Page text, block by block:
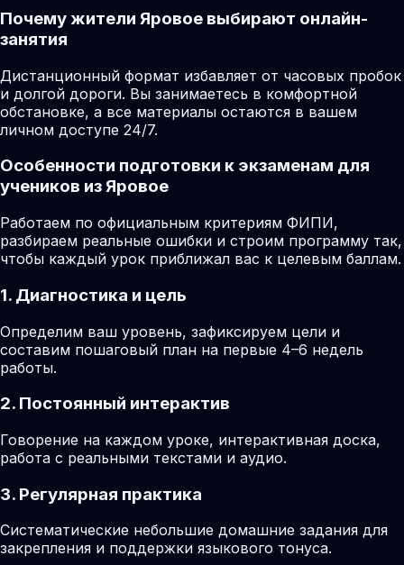
Почему жители Яровое выбирают онлайн-
занятия
Дистанционный формат избавляет от часовых пробок
и долгой дороги. Вы занимаетесь в комфортной
обстановке, а все материалы остаются в вашем
личном доступе 24/7.
Особенности подготовки к экзаменам для
учеников из Яровое
Работаем по официальным критериям ФИПИ,
разбираем реальные ошибки и строим программу так,
чтобы каждый урок приближал вас к целевым баллам.
1. Диагностика и цель
Определим ваш уровень, зафиксируем цели и
составим пошаговый план на первые 4–6 недель
работы.
2. Постоянный интерактив
Говорение на каждом уроке, интерактивная доска,
работа с реальными текстами и аудио.
3. Регулярная практика
Систематические небольшие домашние задания для
закрепления и поддержки языкового тонуса.